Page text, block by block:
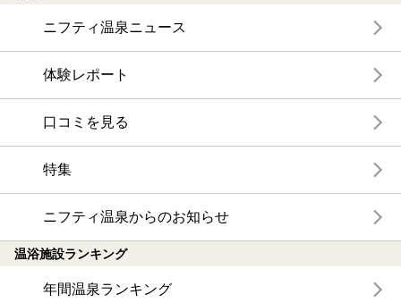
ニフティ温泉ニュース
体験レポート
口コミを見る
特集
ニフティ温泉からのお知らせ
温浴施設ランキング
年間温泉ランキング